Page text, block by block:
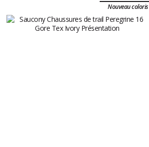
Nouveau coloris